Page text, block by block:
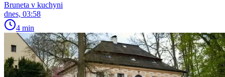
Bruneta v kuchyni
dnes, 03:58
4 min